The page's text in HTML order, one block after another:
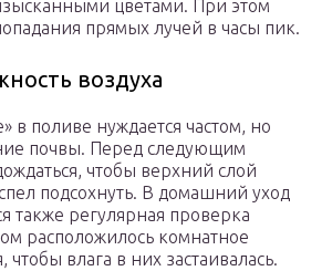
цветами. При этом
прямых лучей в часы пик.
воздуха
в поливе нуждается частом, но
почвы. Перед следующим
чтобы верхний слой
подсохнуть. В домашний уход
также регулярная проверка
расположилось комнатное
чтобы влага в них застаивалась.